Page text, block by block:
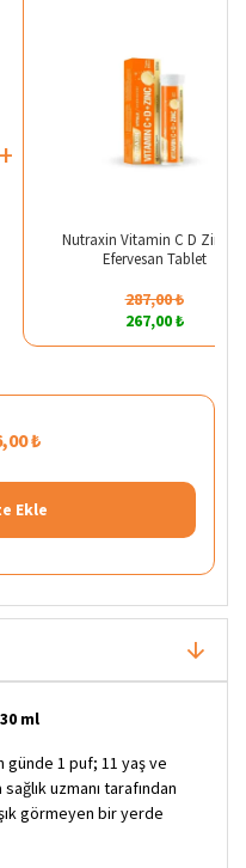
+
Nutraxin Vitamin C D Zinc 15
Efervesan Tablet
287,00 ₺
267,00 ₺
₺
Ekle
ml
günde 1 puf; 11 yaş ve
uzmanı tarafından
görmeyen bir yerde